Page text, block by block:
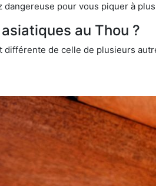
pour vous piquer à
au Thou ?
de celle de plusieurs